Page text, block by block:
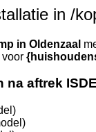
in /
in Oldenzaal
aftrek